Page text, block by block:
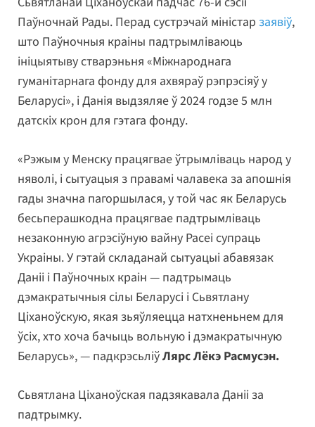
Паўночнай Рады. Перад сустрэчай міністар заявіў,
што Паўночныя краіны падтрымліваюць
ініцыятыву стварэньня «Міжнароднага
гуманітарнага фонду для ахвяраў рэпрэсіяў у
Беларусі», і Данія выдзяляе ў 2024 годзе 5 млн
датскіх крон для гэтага фонду.
«Рэжым у Менску працягвае ўтрымліваць народ у
няволі, і сытуацыя з правамі чалавека за апошнія
гады значна пагоршылася, у той час як Беларусь
бесьперашкодна працягвае падтрымліваць
незаконную агрэсіўную вайну Расеі супраць
Украіны. У гэтай складанай сытуацыі абавязак
Даніі і Паўночных краін — падтрымаць
дэмакратычныя сілы Беларусі і Сьвятлану
Ціханоўскую, якая зьяўляецца натхненьнем для
ўсіх, хто хоча бачыць вольную і дэмакратычную
Беларусь», — падкрэсьліўЛярс Лёкэ Расмусэн.
Сьвятлана Ціханоўская падзякавала Даніі за
падтрымку.